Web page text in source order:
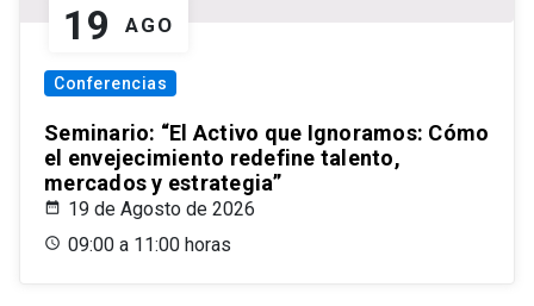
19 AGO
Conferencias
Seminario: “El Activo que Ignoramos: Cómo
el envejecimiento redefine talento,
mercados y estrategia”
19 de Agosto de 2026
09:00 a 11:00 horas